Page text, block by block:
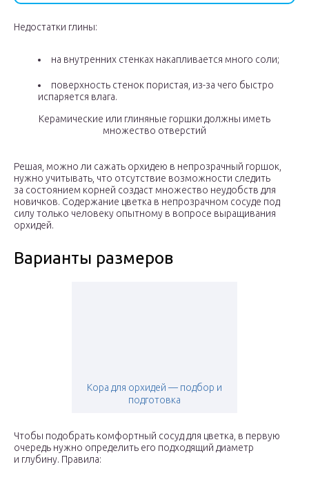
Недостатки глины:
на внутренних стенках накапливается много соли;
поверхность стенок пористая, из-за чего быстро
испаряется влага.
Керамические или глиняные горшки должны иметь
множество отверстий
Решая, можно ли сажать орхидею в непрозрачный горшок,
нужно учитывать, что отсутствие возможности следить
за состоянием корней создаст множество неудобств для
новичков. Содержание цветка в непрозрачном сосуде под
силу только человеку опытному в вопросе выращивания
орхидей.
Варианты размеров
Кора для орхидей — подбор и
подготовка
Чтобы подобрать комфортный сосуд для цветка, в первую
очередь нужно определить его подходящий диаметр
и глубину. Правила: